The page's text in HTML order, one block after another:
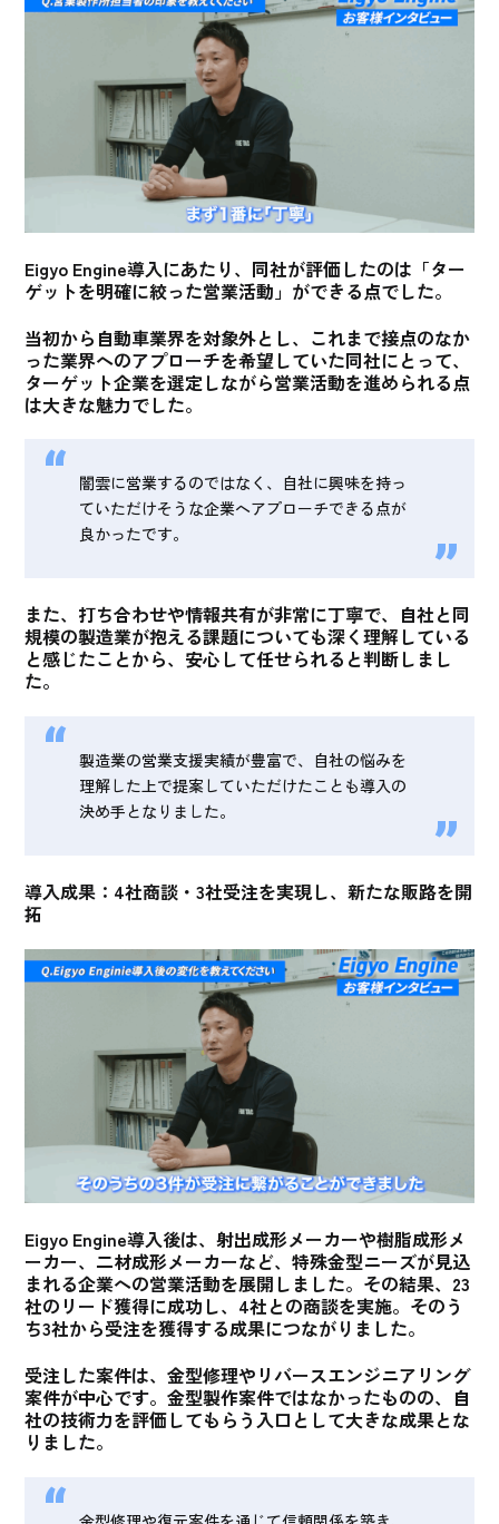
Eigyo Engine導入にあたり、 同社が評価したのは「ター
ゲットを明確に絞った営業活動」ができる点でした。
当初から自動車業界を対象外とし、これまで接点のなか
った業界へのアプローチを希望していた同社にとって、
ターゲット企業を選定しながら営業活動を進められる点
は大きな魅力でした。
闇雲に営業するのではなく、自社に興味を持っ
ていただけそうな企業へアプローチできる点が
良かったです。
また、 打ち合わせや情報共有が非常に丁寧で、自社と同
規模の製造業が抱える課題についても深く理解している
と感じたことから、安心して任せられると判断しまし
た。
製造業の営業支援実績が豊富で、自社の悩みを
理解した上で提案していただけたことも導入の
決め手となりました。
導入成果：4社商談・3社受注を実現し、新たな販路を開
拓
Eigyo Engine導入後は、射出成形メーカーや樹脂成形メ
ーカー、二材成形メーカーなど、特殊金型ニーズが見込
まれる企業への営業活動を展開しました。 その結果、23
社のリード獲得に成功し、4社との商談を実施。そのう
ち3社から受注を獲得する成果につながりました。
受注した案件は、金型修理やリバースエンジニアリング
案件が中心です。金型製作案件ではなかったものの、自
社の技術力を評価してもらう入口として大きな成果とな
りました。